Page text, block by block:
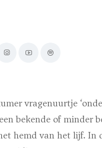
vragenuurtje
bekende of minder
hemd van het lijf. In